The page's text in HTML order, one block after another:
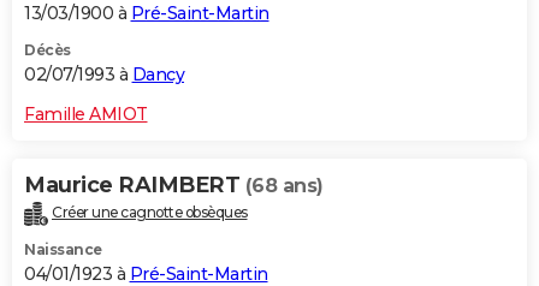
13/03/1900 à Pré-Saint-Martin
Décès
02/07/1993 à Dancy
Famille AMIOT
Maurice RAIMBERT (68 ans)
Créer une cagnotte obsèques
Naissance
04/01/1923 à Pré-Saint-Martin